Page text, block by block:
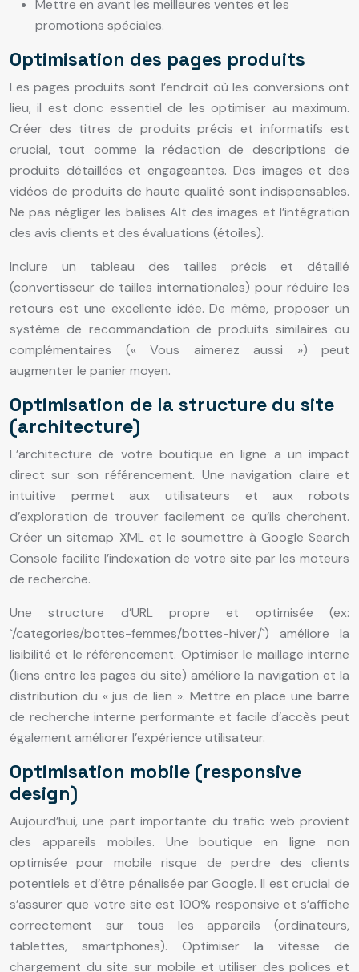
Mettre en avant les meilleures ventes et les
promotions spéciales.
Optimisation des pages produits
Les pages produits sont l’endroit où les conversions ont
lieu, il est donc essentiel de les optimiser au maximum.
Créer des titres de produits précis et informatifs est
crucial, tout comme la rédaction de descriptions de
produits détaillées et engageantes. Des images et des
vidéos de produits de haute qualité sont indispensables.
Ne pas négliger les balises Alt des images et l’intégration
des avis clients et des évaluations (étoiles).
Inclure un tableau des tailles précis et détaillé
(convertisseur de tailles internationales) pour réduire les
retours est une excellente idée. De même, proposer un
système de recommandation de produits similaires ou
complémentaires (« Vous aimerez aussi ») peut
augmenter le panier moyen.
Optimisation de la structure du site
(architecture)
L’architecture de votre boutique en ligne a un impact
direct sur son référencement. Une navigation claire et
intuitive permet aux utilisateurs et aux robots
d’exploration de trouver facilement ce qu’ils cherchent.
Créer un sitemap XML et le soumettre à Google Search
Console facilite l’indexation de votre site par les moteurs
de recherche.
Une structure d’URL propre et optimisée (ex:
`/categories/bottes-femmes/bottes-hiver/`) améliore la
lisibilité et le référencement. Optimiser le maillage interne
(liens entre les pages du site) améliore la navigation et la
distribution du « jus de lien ». Mettre en place une barre
de recherche interne performante et facile d’accès peut
également améliorer l’expérience utilisateur.
Optimisation mobile (responsive
design)
Aujourd’hui, une part importante du trafic web provient
des appareils mobiles. Une boutique en ligne non
optimisée pour mobile risque de perdre des clients
potentiels et d’être pénalisée par Google. Il est crucial de
s’assurer que votre site est 100% responsive et s’affiche
correctement sur tous les appareils (ordinateurs,
tablettes, smartphones). Optimiser la vitesse de
chargement du site sur mobile et utiliser des polices et